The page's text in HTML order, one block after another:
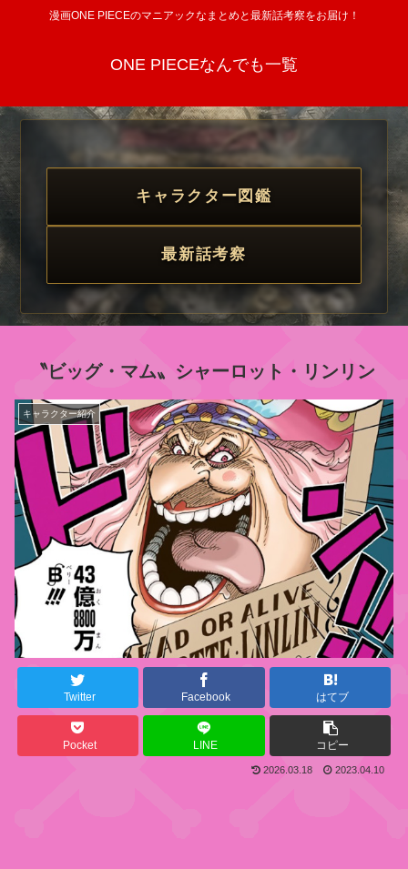
漫画ONE PIECEのマニアックなまとめと最新話考察をお届け！
ONE PIECEなんでも一覧
キャラクター図鑑
最新話考察
〝ビッグ・マム〟シャーロット・リンリン
キャラクター紹介
Twitter Facebook はてブ
Pocket LINE コピー
2026.03.18 2023.04.10